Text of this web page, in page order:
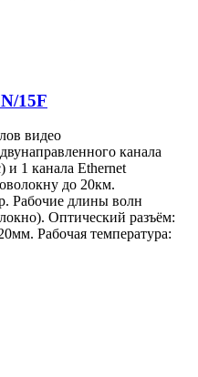
15F
видео
канала
и 1 канала Ethernet
до 20км.
Рабочие длины волн
Оптический разъём:
Рабочая температура: